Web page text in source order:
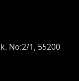
No:2/1, 55200